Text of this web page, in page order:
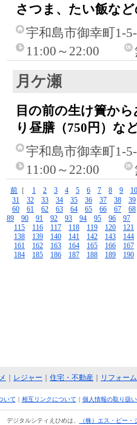
さつま、たい飯な
宇和島市御幸町1-
11:00～22:00
月ケ瀬
目の前の生け簀か
り昼膳（750円）な
宇和島市御幸町1-
11:00～22:00
前 ［ 1 2 3 4 5 6 7 8 9
10
31
32 33 34 35 36 37 38
39
60
61 62 63 64 65 66 67
68
89
90 91 92 93 94 95 96
97
115
116 117 118 119 120
121
138
139 140 141 142 143
144
161
162 163 164 165 166
167
184
185 186 187 188 189 190
レジャー 住宅・不動産 リフォー
いて ｜ 相互リンクについて ｜ 個人情報の取り扱
デジタルシティえひめは、
（株）エス・ピー・